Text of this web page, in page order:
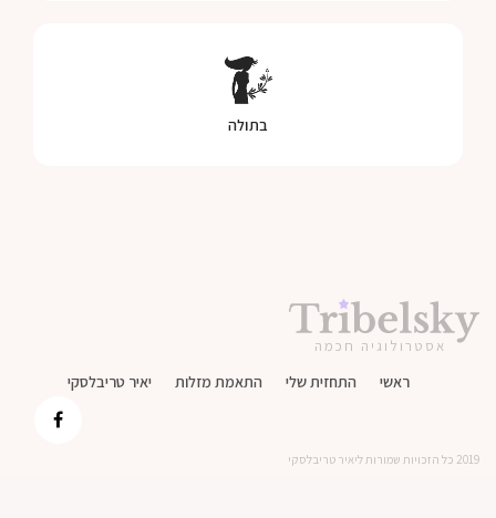
בתולה
אסטרולוגיה חכמה
ראשי התחזית שלי התאמת מזלות יאיר טריבלסקי
2019 כל הזכויות שמורות ליאיר טריבלסקי